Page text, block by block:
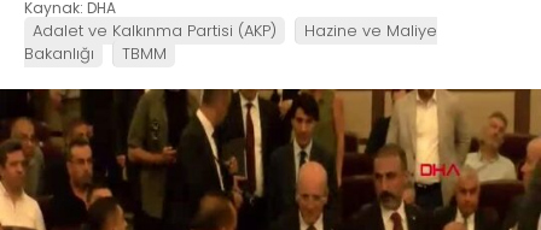
Kaynak: DHA
Adalet ve Kalkınma Partisi (AKP)
Hazine ve Maliye
Bakanlığı
TBMM